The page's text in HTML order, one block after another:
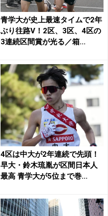
青学大が史上最速タイムで2年
ぶり往路V！2区、3区、4区の
3連続区間賞が光る／箱...
4区は中大が2年連続で先頭！
早大・鈴木琉胤が区間日本人
最高 青学大が5位まで巻...